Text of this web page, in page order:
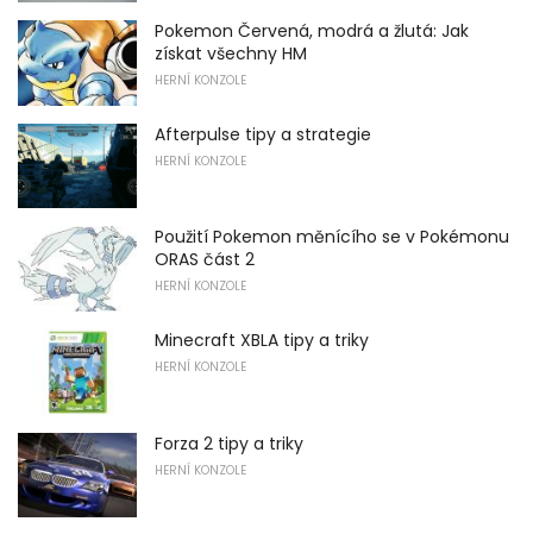
Pokemon Červená, modrá a žlutá: Jak
získat všechny HM
HERNÍ KONZOLE
Afterpulse tipy a strategie
HERNÍ KONZOLE
Použití Pokemon měnícího se v Pokémonu
ORAS část 2
HERNÍ KONZOLE
Minecraft XBLA tipy a triky
HERNÍ KONZOLE
Forza 2 tipy a triky
HERNÍ KONZOLE